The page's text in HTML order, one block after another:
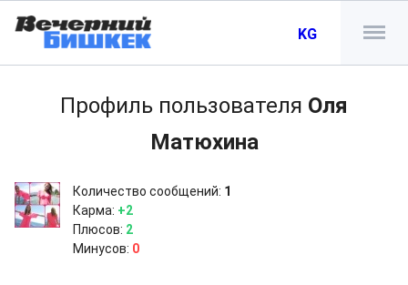
KG
Профиль пользователя Оля
Матюхина
Количество сообщений: 1
Карма: +2
Плюсов: 2
Минусов: 0